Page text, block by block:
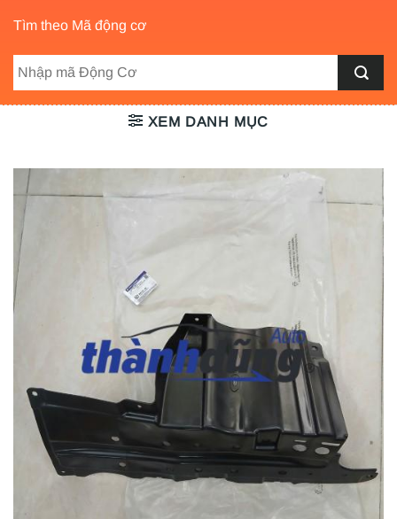
Tìm theo Mã động cơ
XEM DANH MỤC